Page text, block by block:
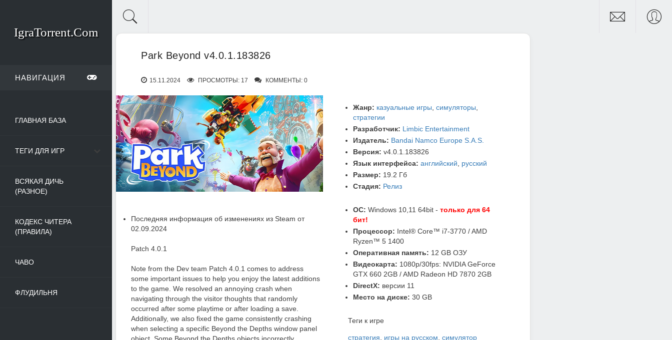
IgraTorrent.Com
НАВИГАЦИЯ
ГЛАВНАЯ БАЗА
ТЕГИ ДЛЯ ИГР
ВСЯКАЯ ДИЧЬ
(РАЗНОЕ)
КОДЕКС ЧИТЕРА
(ПРАВИЛА)
ЧАВО
ФЛУДИЛЬНЯ
Park Beyond v4.0.1.183826
15.11.2024 ПРОСМОТРЫ: 17 КОММЕНТЫ: 0
Последняя информация об изменениях из Steam от
02.09.2024
Patch 4.0.1
Note from the Dev team Patch 4.0.1 comes to address
some important issues to help you enjoy the latest additions
to the game. We resolved an annoying crash when
navigating through the visitor thoughts that randomly
occurred after some playtime or after loading a save.
Additionally, we also fixed the game consistently crashing
when selecting a specific Beyond the Depths window panel
Жанр: казуальные игры симуляторы
стратегии
Разработчик: Limbic Entertainment
Издатель: Bandai Namco Europe S.A.S.
Версия: v4.0.1.183826
Язык интерфейса: английский
русский
Размер: 19.2 Гб
Стадия: Релиз
ОС: Windows 10,11 64bit - только для 64
бит!
Процессор: Intel® Core™ i7-3770 / AMD
Ryzen™ 5 1400
Оперативная память: 12 GB ОЗУ
Видеокарта: 1080p/30fps: NVIDIA GeForce
GTX 660 2GB / AMD Radeon HD 7870 2GB
DirectX: версии 11
Место на диске: 30 GB
Теги к игре
стратегия игры на русском симулятор